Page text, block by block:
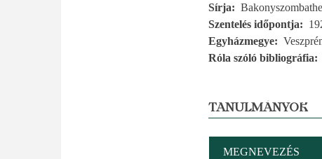
Sírja
Szentelés időpontja
Egyházmegye
Róla szóló bibliográfia
TANULMÁNYOK
MEGNEVEZÉS